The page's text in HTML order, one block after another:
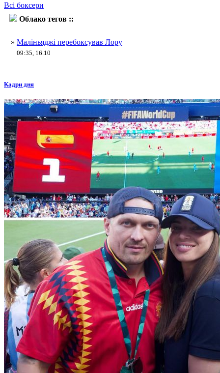
Всі боксери
Облако тегов ::
» Маліньяджі перебоксував Лору
09:35, 16.10
Кадри дня